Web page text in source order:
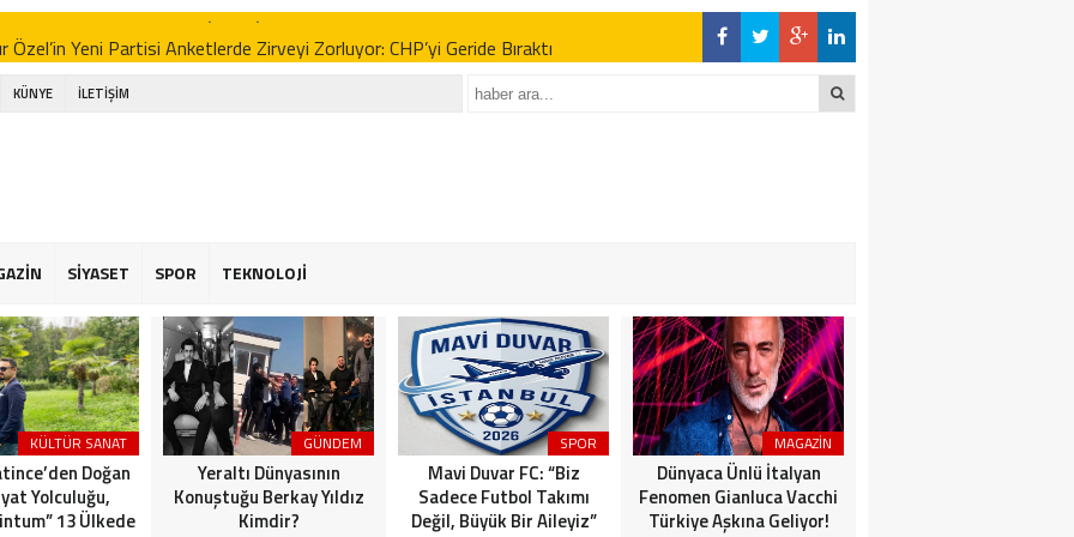
Özel’in Yeni Partisi Anketlerde Zirveyi Zorluyor: CHP’yi Geride Bıraktı
İttifak Açıklaması: “Seçimlere Tek Başına Girmeliyiz”
Yeni Parti Tartışmaları ve Sinem Dedetaş’ın Kararı: Gürsel Tekin’den Açıklamalar
NECATİ IŞIK’TAN BEYLİKDÜZÜ BELEDİYESİ’NE SERT TEPKİ: “İLK AÇILDIĞI
Özel’in Yeni Partisi Anketlerde Zirveyi Zorluyor: CHP’yi Geride Bıraktı
İttifak Açıklaması: “Seçimlere Tek Başına Girmeliyiz”
Yeni Parti Tartışmaları ve Sinem Dedetaş’ın Kararı: Gürsel Tekin’den Açıklamalar
KÜNYE İLETİŞİM
SİYASET SPOR TEKNOLOJİ
KÜLTÜR SANAT
Doğan
Yolculuğu,
13 Ülkede
GÜNDEM
Yeraltı Dünyasının
Konuştuğu Berkay Yıldız
Kimdir?
SPOR
Mavi Duvar FC: “Biz
Sadece Futbol Takımı
Değil, Büyük Bir Aileyiz”
MAGAZİN
Dünyaca Ünlü İtalyan
Fenomen Gianluca Vacchi
Türkiye Aşkına Geliyor!